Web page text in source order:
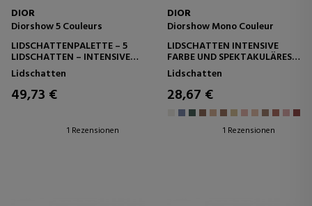
DIOR
Diorshow 5 Couleurs
LIDSCHATTENPALETTE – 5
LIDSCHATTEN – INTENSIVE
UND LANGANHALTENDE
FARBEN
Lidschatten
49,73 €
1 Rezensionen
DIOR
Diorshow Mono Couleur
LIDSCHATTEN INTENSIVE
FARBE UND SPEKTAKULÄRES
FINISH - CREMIGES PUDER -
LANGANHALTEND
Lidschatten
28,67 €
1 Rezensionen